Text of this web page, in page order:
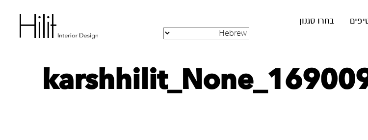
בחרו סגנון